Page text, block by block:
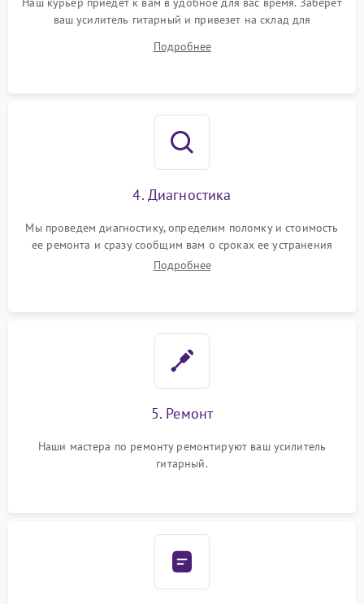
ваш усилитель гитарный и привезет на склад для
Подробнее
4. Диагностика
Мы проведем диагностику, определим поломку и стоимость
ее ремонта и сразу сообщим вам о сроках ее устранения
Подробнее
5. Ремонт
Наши мастера по ремонту ремонтируют ваш усилитель
гитарный.